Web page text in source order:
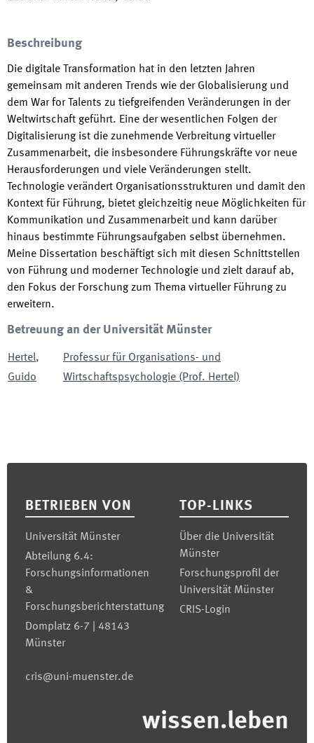
Beschreibung
Die digitale Transformation hat in den letzten Jahren
gemeinsam mit anderen Trends wie der Globalisierung und
dem War for Talents zu tiefgreifenden Veränderungen in der
Weltwirtschaft geführt. Eine der wesentlichen Folgen der
Digitalisierung ist die zunehmende Verbreitung virtueller
Zusammenarbeit, die insbesondere Führungskräfte vor neue
Herausforderungen und viele Veränderungen stellt.
Technologie verändert Organisationsstrukturen und damit den
Kontext für Führung, bietet gleichzeitig neue Möglichkeiten für
Kommunikation und Zusammenarbeit und kann darüber
hinaus bestimmte Führungsaufgaben selbst übernehmen.
Meine Dissertation beschäftigt sich mit diesen Schnittstellen
von Führung und moderner Technologie und zielt darauf ab,
den Fokus der Forschung zum Thema virtueller Führung zu
erweitern.
Betreuung an der Universität Münster
Hertel,
Guido
Professur für Organisations- und
Wirtschaftspsychologie (Prof. Hertel)
BETRIEBEN VON
Universität Münster
Abteilung 6.4:
Forschungsinformationen
&
Forschungsberichterstattung
Domplatz 6-7 | 48143
Münster
cris@uni-muenster.de
TOP-LINKS
Über die Universität
Münster
Forschungsprofil der
Universität Münster
CRIS-Login
wissen.leben